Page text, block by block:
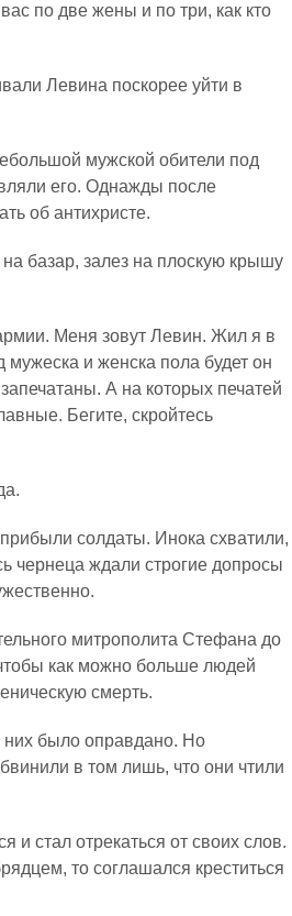
по две жены и по три, как кто
Левина поскорее уйти в
мужской обители под
его. Однажды после
об антихристе.
базар, залез на плоскую крышу
Меня зовут Левин. Жил я в
мужеска и женска пола будет он
А на которых печатей
Бегите, скройтесь
солдаты. Инока схватили,
чернеца ждали строгие допросы
митрополита Стефана до
как можно больше людей
смерть.
них было оправдано. Но
в том лишь, что они чтили
и стал отрекаться от своих слов.
то соглашался креститься